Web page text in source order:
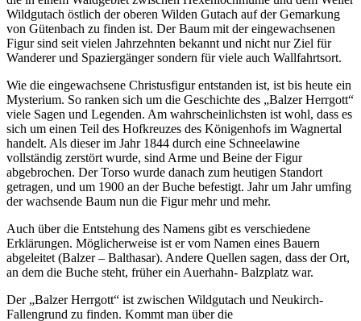
Wildgutach östlich der oberen Wilden Gutach auf der Gemarkung
von Gütenbach zu finden ist. Der Baum mit der eingewachsenen
Figur sind seit vielen Jahrzehnten bekannt und nicht nur Ziel für
Wanderer und Spaziergänger sondern für viele auch Wallfahrtsort.
Wie die eingewachsene Christusfigur entstanden ist, ist bis heute ein
Mysterium. So ranken sich um die Geschichte des „Balzer Herrgott“
viele Sagen und Legenden. Am wahrscheinlichsten ist wohl, dass es
sich um einen Teil des Hofkreuzes des Königenhofs im Wagnertal
handelt. Als dieser im Jahr 1844 durch eine Schneelawine
vollständig zerstört wurde, sind Arme und Beine der Figur
abgebrochen. Der Torso wurde danach zum heutigen Standort
getragen, und um 1900 an der Buche befestigt. Jahr um Jahr umfing
der wachsende Baum nun die Figur mehr und mehr.
Auch über die Entstehung des Namens gibt es verschiedene
Erklärungen. Möglicherweise ist er vom Namen eines Bauern
abgeleitet (Balzer – Balthasar). Andere Quellen sagen, dass der Ort,
an dem die Buche steht, früher ein Auerhahn- Balzplatz war.
Der „Balzer Herrgott“ ist zwischen Wildgutach und Neukirch-
Fallengrund zu finden. Kommt man über die